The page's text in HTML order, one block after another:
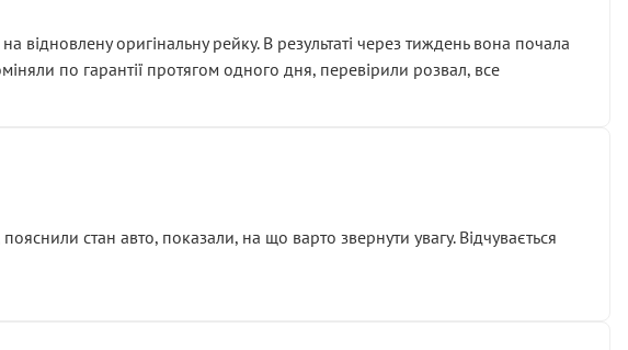
оригінальну рейку. В результаті через тиждень вона почала
по гарантії протягом одного дня, перевірили розвал, все
стан авто, показали, на що варто звернути увагу. Відчувається